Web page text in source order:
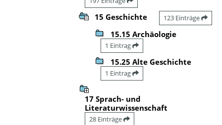
15 Geschichte 123 Einträge
15.15 Archäologie
1 Eintrag
15.25 Alte Geschichte
1 Eintrag
17 Sprach- und
Literaturwissenschaft
28 Einträge